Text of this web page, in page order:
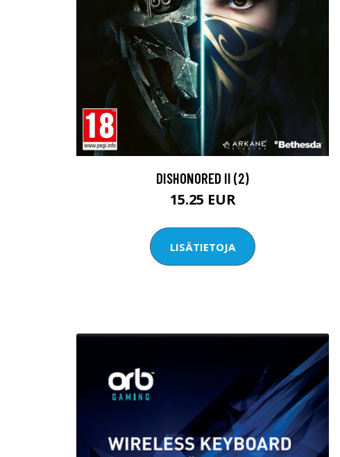
DISHONORED II (2)
15.25 EUR
LISÄTIETOJA